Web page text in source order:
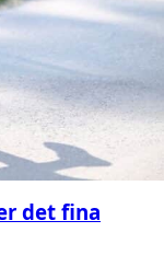
det fina